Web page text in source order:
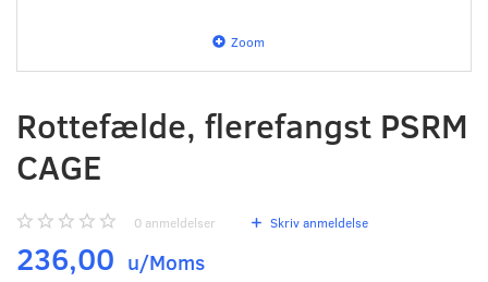
Zoom
Rottefælde, flerefangst PSRM
CAGE
0 anmeldelser Skriv anmeldelse
236,00 u/Moms